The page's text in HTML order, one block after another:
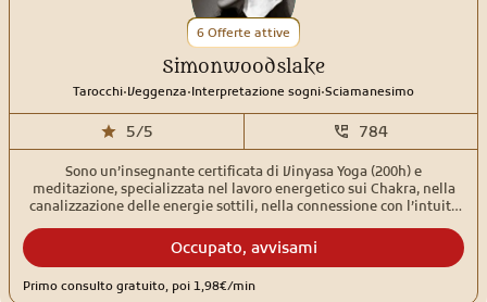
6 Offerte attive
Simonwoodslake
Tarocchi.Veggenza.Interpretazione sogni.Sciamanesimo
5/5 784
Sono un’insegnante certificata di Vinyasa Yoga (200h) e
meditazione, specializzata nel lavoro energetico sui Chakra, nella
canalizzazione delle energie sottili, nella connessione con l’intuito
persone in percorsi di risveglio e trasformazione interiore attraverso
strumenti come i Tarocchi, la Matrice del Destino e la Stregoneria
potere personale.
Occupato, avvisami
Primo consulto gratuito, poi 1,98€/min